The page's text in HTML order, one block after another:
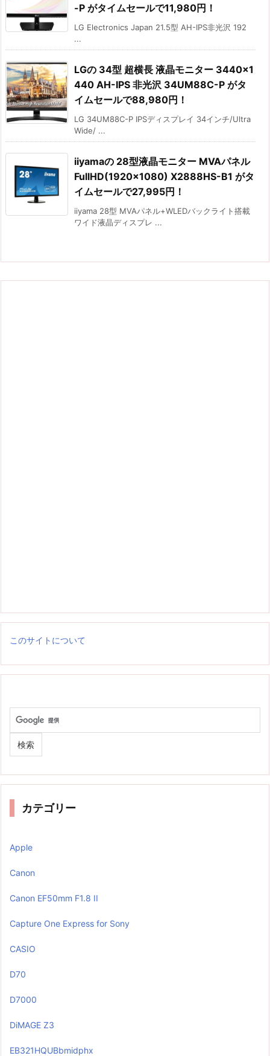
-P がタイムセールで11,980円！
LG Electronics Japan 21.5型 AH-IPS非光沢 192
...
LGの 34型 超横長 液晶モニター 3440×1
440 AH-IPS 非光沢 34UM88C-P がタ
イムセールで88,980円！
LG 34UM88C-P IPSディスプレイ 34インチ/Ultra
Wide/ ...
iiyamaの 28型液晶モニター MVAパネル
FullHD(1920×1080) X2888HS-B1 がタ
イムセールで27,995円！
iiyama 28型 MVAパネル+WLEDバックライト搭載
ワイド液晶ディスプレ ...
このサイトについて
カテゴリー
Apple
Canon
Canon EF50mm F1.8 II
Capture One Express for Sony
CASIO
D70
D7000
DiMAGE Z3
EB321HQUBbmidphx